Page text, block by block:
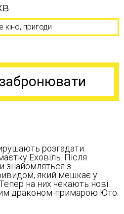
кіно, пригоди
розгадати
Еховіль. Після
знайомляться з
який мешкає у
на них чекають нові
драконом-примарою Юто.